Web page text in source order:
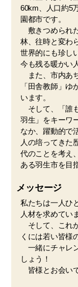
60km、人口約5
園都市です。
敷きつめられ
林、往時と変わ
世界的にも珍し
今も残る暖かい
また、市内あ
「田舎教師」
います。
そして、「誰
羽生」をキーワ
なか、躍動的で
人の培ってきた
代のことを考え
ある羽生市を目
メッセージ
私たちは一人ひ
人材を求めてい
そして、これ
くには若い皆様
一緒にチャレ
しょう！
皆様とお会い